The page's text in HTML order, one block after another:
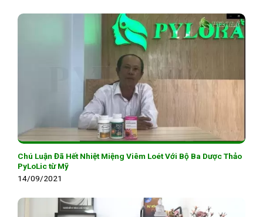
Chú Luận Đã Hết Nhiệt Miệng Viêm Loét Với Bộ Ba Dược Thảo
PyLoLic từ Mỹ
14/09/2021